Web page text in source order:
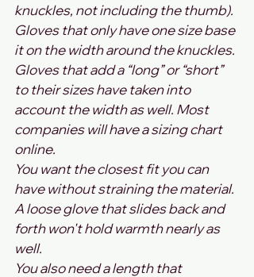
knuckles, not including the thumb).
Gloves that only have one size base
it on the width around the knuckles.
Gloves that add a “long” or “short”
to their sizes have taken into
account the width as well. Most
companies will have a sizing chart
online.
You want the closest fit you can
have without straining the material.
A loose glove that slides back and
forth won't hold warmth nearly as
well.
You also need a length that